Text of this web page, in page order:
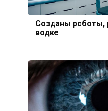
Созданы роботы,
водке